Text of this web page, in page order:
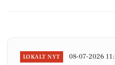
LOKALT NYT 08-07-2026